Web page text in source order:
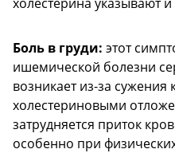
Боль в груди: этот
ишемической болезни
возникает из-за
холестериновыми
затрудняется приток
особенно при